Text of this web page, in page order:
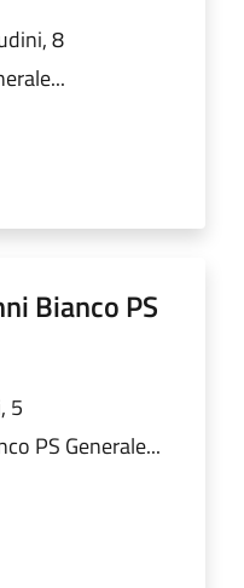
8
Bianco PS
5
PS Generale...